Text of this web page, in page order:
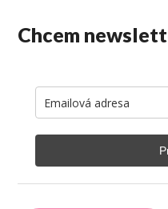
Chcem